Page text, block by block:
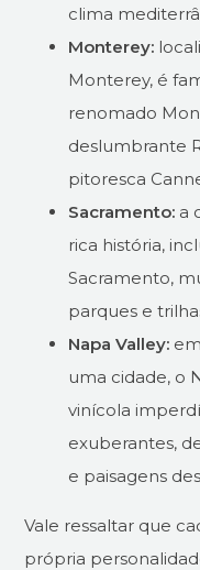
clima
Monterey:
Monterey, é
renomado
deslumbrante
pitoresca
Sacramento: a
rica história,
Sacramento,
parques e
Napa Valley:
uma cidade, o
vinícola
exuberantes,
e paisagens
Vale ressaltar que
própria